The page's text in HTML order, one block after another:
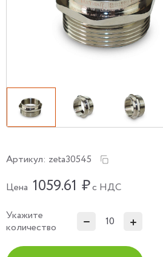
Артикул: zeta30545
Цена 1059.61 ₽с НДС
Укажите
количество